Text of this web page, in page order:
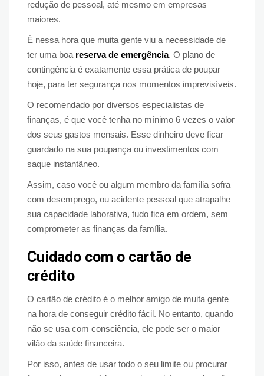
redução de pessoal, até mesmo em empresas
maiores.
É nessa hora que muita gente viu a necessidade de
ter uma boa reserva de emergência. O plano de
contingência é exatamente essa prática de poupar
hoje, para ter segurança nos momentos imprevisíveis.
O recomendado por diversos especialistas de
finanças, é que você tenha no mínimo 6 vezes o valor
dos seus gastos mensais. Esse dinheiro deve ficar
guardado na sua poupança ou investimentos com
saque instantâneo.
Assim, caso você ou algum membro da família sofra
com desemprego, ou acidente pessoal que atrapalhe
sua capacidade laborativa, tudo fica em ordem, sem
comprometer as finanças da família.
Cuidado com o cartão de
crédito
O cartão de crédito é o melhor amigo de muita gente
na hora de conseguir crédito fácil. No entanto, quando
não se usa com consciência, ele pode ser o maior
vilão da saúde financeira.
Por isso, antes de usar todo o seu limite ou procurar